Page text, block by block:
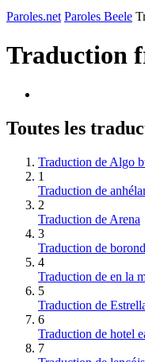
Paroles.net Paroles Beele
Traduction
Toutes les
Traduction de Algo
1
Traduction de
2
Traduction de Arena
3
Traduction de
4
Traduction de en la
5
Traduction de
6
Traduction de hotel
7